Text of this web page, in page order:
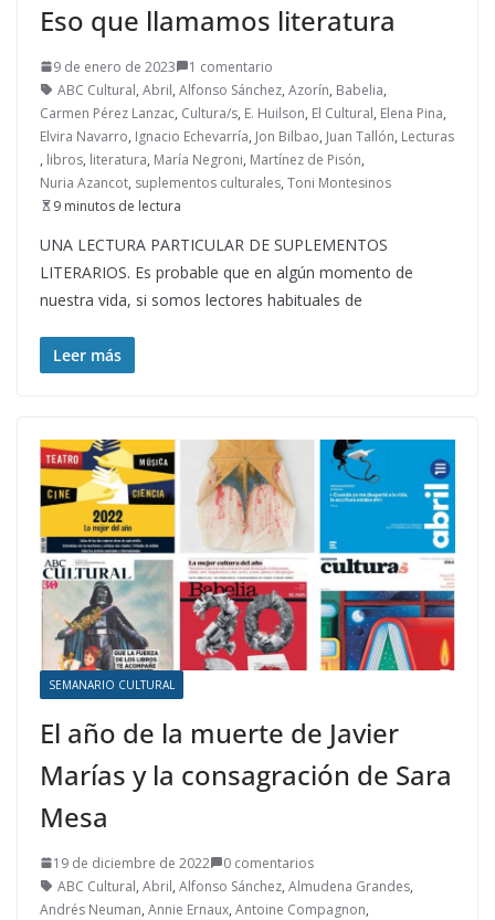
Eso que llamamos literatura
9 de enero de 2023
1 comentario
ABC Cultural, Abril, Alfonso Sánchez, Azorín, Babelia,
Carmen Pérez Lanzac, Cultura/s, E. Huilson, El Cultural, Elena Pina,
Elvira Navarro, Ignacio Echevarría, Jon Bilbao, Juan Tallón, Lecturas
, libros, literatura, María Negroni, Martínez de Pisón,
Nuria Azancot, suplementos culturales, Toni Montesinos
9 minutos de lectura
UNA LECTURA PARTICULAR DE SUPLEMENTOS
LITERARIOS. Es probable que en algún momento de
nuestra vida, si somos lectores habituales de
Leer más
SEMANARIO CULTURAL
El año de la muerte de Javier
Marías y la consagración de Sara
Mesa
19 de diciembre de 2022
0 comentarios
ABC Cultural, Abril, Alfonso Sánchez, Almudena Grandes,
Andrés Neuman, Annie Ernaux, Antoine Compagnon,